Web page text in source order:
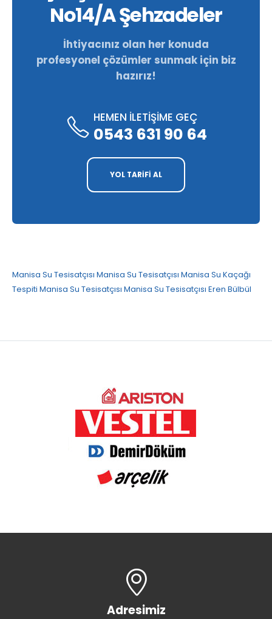
No14/A Şehzadeler
İhtiyacınız olan her konuda
profesyonel çözümler sunmak için biz
hazırız!
HEMEN İLETİŞİME GEÇ
0543 631 90 64
YOL TARİFİ AL
Manisa Su Tesisatçısı Manisa Su Tesisatçısı Manisa Su Kaçağı
Tespiti Manisa Su Tesisatçısı Manisa Su Tesisatçısı Eren Bülbül
Adresimiz